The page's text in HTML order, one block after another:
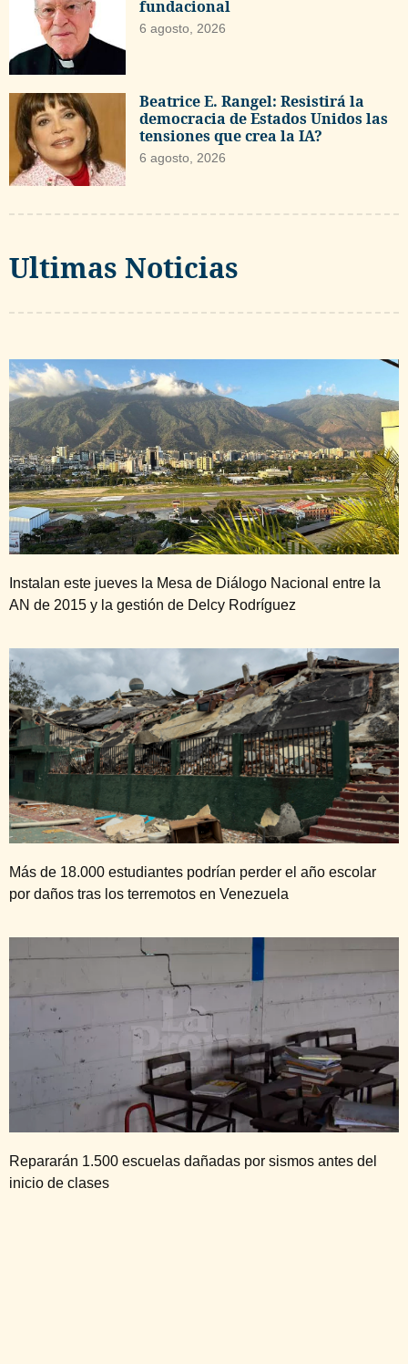
fundacional
6 agosto, 2026
Beatrice E. Rangel: Resistirá la
democracia de Estados Unidos las
tensiones que crea la IA?
6 agosto, 2026
Ultimas Noticias
Instalan este jueves la Mesa de Diálogo Nacional entre la
AN de 2015 y la gestión de Delcy Rodríguez
Más de 18.000 estudiantes podrían perder el año escolar
por daños tras los terremotos en Venezuela
Repararán 1.500 escuelas dañadas por sismos antes del
inicio de clases